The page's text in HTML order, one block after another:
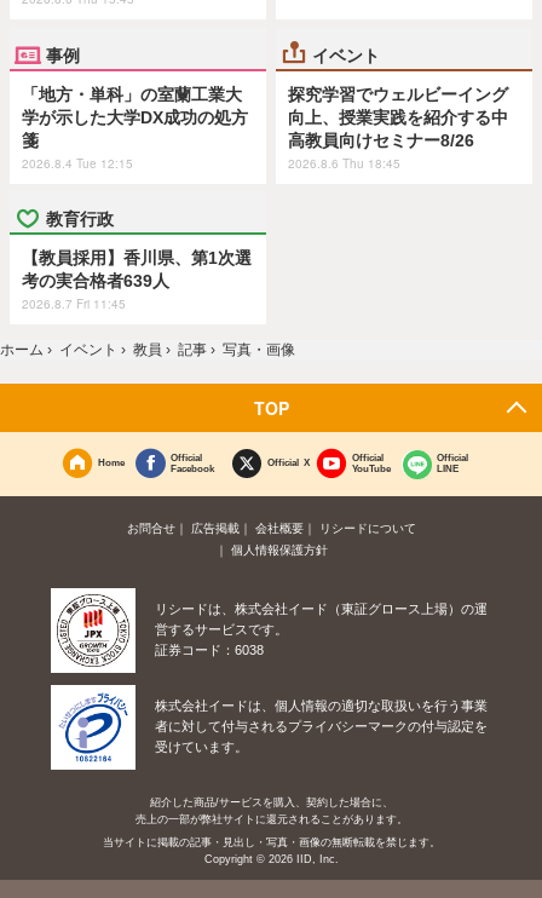
事例
「地方・単科」の室蘭工業大
学が示した大学DX成功の処方
箋
2026.8.4 Tue 12:15
イベント
探究学習でウェルビーイング
向上、授業実践を紹介する中
高教員向けセミナー8/26
2026.8.6 Thu 18:45
教育行政
【教員採用】香川県、第1次選
考の実合格者639人
2026.8.7 Fri 11:45
ホーム › イベント › 教員 › 記事 › 写真・画像
TOP
Home
Official
Facebook
Official X
Official
YouTube
Official
LINE
お問合せ 広告掲載 会社概要
リシードについて
個人情報保護方針
リシードは、株式会社イード（東証グロース上場）の運
営するサービスです。
証券コード：6038
株式会社イードは、個人情報の適切な取扱いを行う事業
者に対して付与されるプライバシーマークの付与認定を
受けています。
紹介した商品/サービスを購入、契約した場合に、
売上の一部が弊社サイトに還元されることがあります。
当サイトに掲載の記事・見出し・写真・画像の無断転載を禁じます。
Copyright © 2026 IID, Inc.